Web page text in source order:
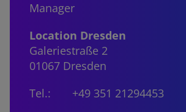
Manager
Location Dresden
Galeriestraße 2
01067 Dresden
Tel.:
+49 351 21294453